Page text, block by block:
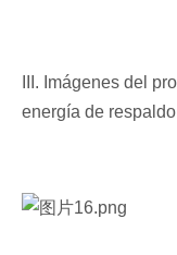
III. Imágenes del
energía de